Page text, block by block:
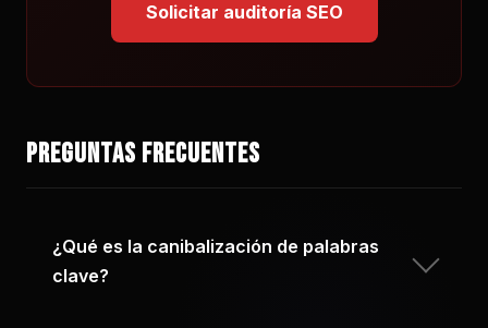
Solicitar auditoría SEO
Preguntas frecuentes
¿Qué es la canibalización de palabras
clave?